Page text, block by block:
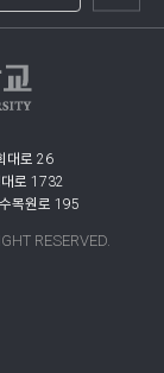
대로 26
로 1732
목원로 195
RESERVED.